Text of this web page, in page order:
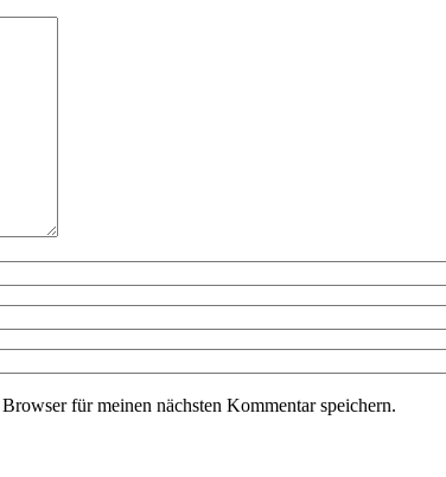
für meinen nächsten Kommentar speichern.